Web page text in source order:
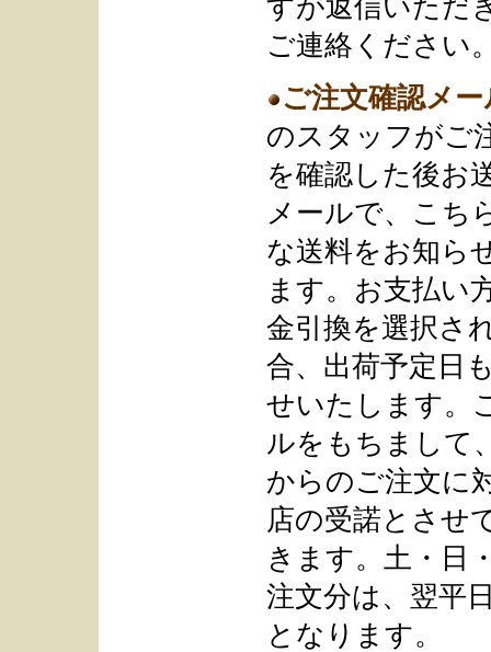
すが返信いただ
ご連絡ください
ご注文確認メー
のスタッフがご
を確認した後お
メールで、こち
な送料をお知ら
ます。お支払い
金引換を選択さ
合、出荷予定日
せいたします。
ルをもちまして
からのご注文に
店の受諾とさせ
きます。土・日
注文分は、翌平
となります。